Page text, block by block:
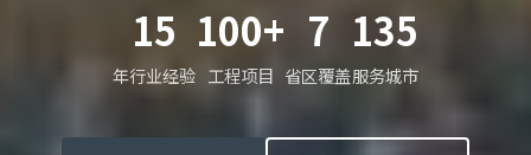
15
年行业经验
100+
工程项目
7
省区覆盖
135
服务城市